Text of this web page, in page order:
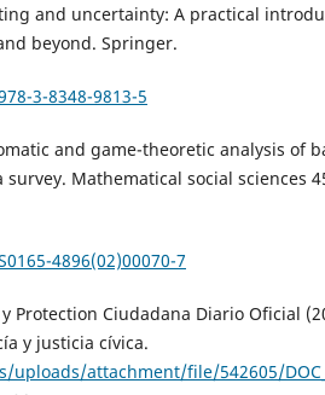
and uncertainty: A practical
beyond. Springer.
3-8348-9813-5
and game-theoretic analysis of
Mathematical social sciences
4896(02)00070-7
Protection Ciudadana Diario Oficial
y justicia cívica.
attachment/file/542605/